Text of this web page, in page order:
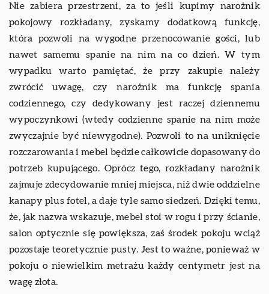
Nie zabiera przestrzeni, za to jeśli kupimy narożnik
pokojowy rozkładany, zyskamy dodatkową funkcję,
która pozwoli na wygodne przenocowanie gości, lub
nawet samemu spanie na nim na co dzień. W tym
wypadku warto pamiętać, że przy zakupie należy
zwrócić uwagę, czy narożnik ma funkcję spania
codziennego, czy dedykowany jest raczej dziennemu
wypoczynkowi (wtedy codzienne spanie na nim może
zwyczajnie być niewygodne). Pozwoli to na uniknięcie
rozczarowania i mebel będzie całkowicie dopasowany do
potrzeb kupującego. Oprócz tego, rozkładany narożnik
zajmuje zdecydowanie mniej miejsca, niż dwie oddzielne
kanapy plus fotel, a daje tyle samo siedzeń. Dzięki temu,
że, jak nazwa wskazuje, mebel stoi w rogu i przy ścianie,
salon optycznie się powiększa, zaś środek pokoju wciąż
pozostaje teoretycznie pusty. Jest to ważne, ponieważ w
pokoju o niewielkim metrażu każdy centymetr jest na
wagę złota.